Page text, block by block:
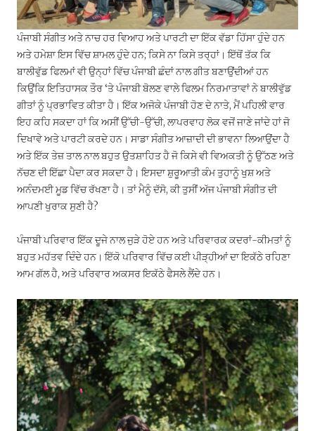
ਪੰਜਾਬੀ ਸੰਗੀਤ ਅਤੇ ਨਾਚ ਹਰ ਵਿਆਹ ਅਤੇ ਪਾਰਟੀ ਦਾ ਇੱਕ ਵੱਡਾ ਹਿੱਸਾ ਹੁੰਦੇ ਹਨ
ਅਤੇ ਹਮੇਸ਼ਾ ਇਸ ਵਿੱਚ ਸ਼ਾਮਲ ਹੁੰਦੇ ਹਨ; ਕਿਸੇ ਨਾ ਕਿਸੇ ਤਰ੍ਹਾਂ। ਇੱਥੋਂ ਤੱਕ ਕਿ
ਬਾਲੀਵੁੱਡ ਫਿਲਮਾਂ ਵੀ ਉਨ੍ਹਾਂ ਵਿੱਚ ਪੰਜਾਬੀ ਛੰਦਾਂ ਨਾਲ ਗੀਤ ਬਣਾਉਂਦੀਆਂ ਹਨ
ਕਿਉਂਕਿ ਇਤਿਹਾਸਕ ਤੌਰ ‘ਤੇ ਪੰਜਾਬੀ ਬੋਲਣ ਵਾਲੇ ਫਿਲਮ ਨਿਰਮਾਤਾਵਾਂ ਨੇ ਬਾਲੀਵੁੱਡ
ਗੀਤਾਂ ਨੂੰ ਪ੍ਰਭਾਵਿਤ ਕੀਤਾ ਹੈ। ਇੱਕ ਅਜੋਕੇ ਪੰਜਾਬੀ ਹੋਣ ਦੇ ਨਾਤੇ, ਮੈਂ ਪਹਿਲੀ ਵਾਰ
ਇਹ ਕਹਿ ਸਕਦਾ ਹਾਂ ਕਿ ਅਸੀਂ ਉੱਚੀ-ਉੱਚੀ, ਲਾਪਰਵਾਹ ਲੋਕ ਵਜੋਂ ਜਾਣੇ ਜਾਂਦੇ ਹਾਂ ਜੋ
ਦਿਖਾਵੇ ਅਤੇ ਪਾਰਟੀ ਕਰਦੇ ਹਨ। ਸਾਡਾ ਸੰਗੀਤ ਆਜ਼ਾਦੀ ਦੀ ਭਾਵਨਾ ਲਿਆਉਂਦਾ ਹੈ
ਅਤੇ ਇੱਕ ਤੇਜ਼ ਤਾਲ ਨਾਲ ਬਹੁਤ ਉਤਸ਼ਾਹਿਤ ਹੈ ਜੋ ਕਿਸੇ ਵੀ ਵਿਅਕਤੀ ਨੂੰ ਉੱਠਣ ਅਤੇ
ਨੱਚਣ ਦੀ ਇੱਛਾ ਪੈਦਾ ਕਰ ਸਕਦਾ ਹੈ। ਇਸਦਾ ਸ਼ੁਰੂਆਤੀ ਕੰਮ ਤੁਹਾਨੂੰ ਖੁਸ਼ ਅਤੇ
ਅਨੰਦਮਈ ਮੂਡ ਵਿੱਚ ਰੱਖਣਾ ਹੈ। ਤਾਂ ਮੈਨੂੰ ਦੱਸੋ, ਕੀ ਤੁਸੀਂ ਅੱਜ ਪੰਜਾਬੀ ਸੰਗੀਤ ਦੀ
ਆਪਣੀ ਖੁਰਾਕ ਸੁਣੀ ਹੈ?
ਪੰਜਾਬੀ ਪਰਿਵਾਰ ਇੱਕ ਦੂਜੇ ਨਾਲ ਜੁੜੇ ਹੋਏ ਹਨ ਅਤੇ ਪਰਿਵਾਰਕ ਕਦਰਾਂ-ਕੀਮਤਾਂ ਨੂੰ
ਬਹੁਤ ਮਹੱਤਵ ਦਿੰਦੇ ਹਨ। ਇੱਕੋ ਪਰਿਵਾਰ ਵਿੱਚ ਕਈ ਪੀੜ੍ਹੀਆਂ ਦਾ ਇਕੱਠੇ ਰਹਿਣਾ
ਆਮ ਗੱਲ ਹੈ, ਅਤੇ ਪਰਿਵਾਰ ਅਕਸਰ ਇਕੱਠੇ ਫੈਸਲੇ ਲੈਂਦੇ ਹਨ।